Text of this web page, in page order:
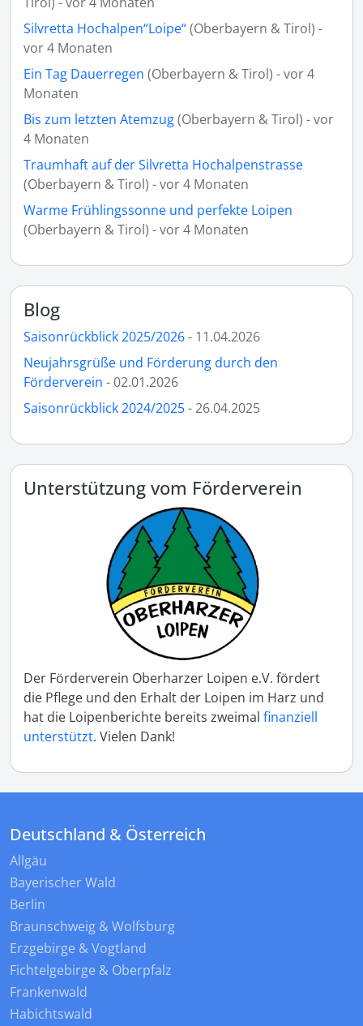
Silvretta Hochalpen“Loipe“(Oberbayern & Tirol) -
vor 4 Monaten
Ein Tag Dauerregen (Oberbayern & Tirol) - vor 4
Monaten
Bis zum letzten Atemzug(Oberbayern & Tirol) - vor
4 Monaten
Traumhaft auf der Silvretta Hochalpenstrasse
(Oberbayern & Tirol) - vor 4 Monaten
Warme Frühlingssonne und perfekte Loipen
(Oberbayern & Tirol) - vor 4 Monaten
Blog
Saisonrückblick 2025/2026- 11.04.2026
Neujahrsgrüße und Förderung durch den
Förderverein - 02.01.2026
Saisonrückblick 2024/2025- 26.04.2025
Unterstützung vom Förderverein
Der Förderverein Oberharzer Loipen e.V. fördert
die Pflege und den Erhalt der Loipen im Harz und
hat die Loipenberichte bereits zweimal finanziell
unterstützt. Vielen Dank!
Deutschland & Österreich
Allgäu
Bayerischer Wald
Berlin
Braunschweig & Wolfsburg
Erzgebirge & Vogtland
Fichtelgebirge & Oberpfalz
Frankenwald
Habichtswald